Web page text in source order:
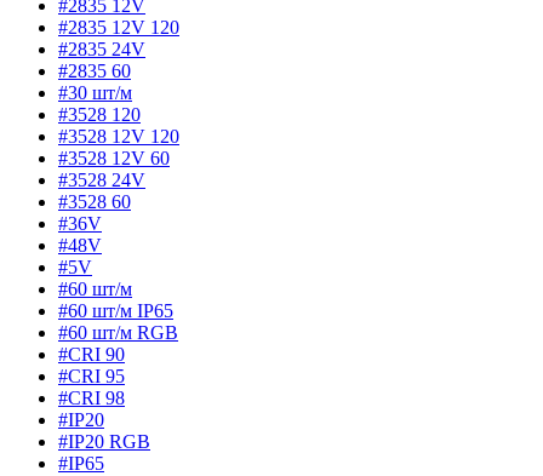
#2835 12V
#2835 12V 120
#2835 24V
#2835 60
#30 шт/м
#3528 120
#3528 12V 120
#3528 12V 60
#3528 24V
#3528 60
#36V
#48V
#5V
#60 шт/м
#60 шт/м IP65
#60 шт/м RGB
#CRI 90
#CRI 95
#CRI 98
#IP20
#IP20 RGB
#IP65